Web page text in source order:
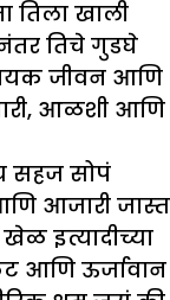
तिला खाली
तिचे गुडघे
जीवन आणि
आळशी आणि
सहज सोपं
आजारी जास्त
इत्यादीच्या
आणि ऊर्जावान